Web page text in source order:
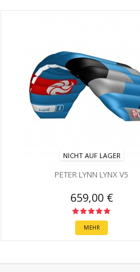
NICHT AUF LAGER
PETER LYNN LYNX V5
659,00 €
MEHR